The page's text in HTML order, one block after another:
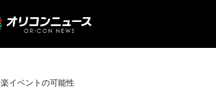
イベントの可能性